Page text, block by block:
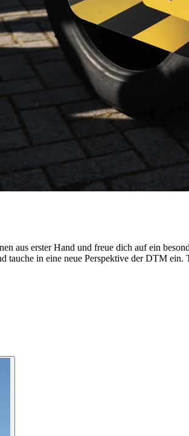
aus erster Hand und freue dich auf ein
tauche in eine neue Perspektive der DTM